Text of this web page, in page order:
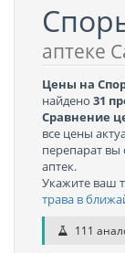
аптеке
Цены на
найдено 31
Сравнение
все цены
перепарат
аптек.
Укажите ваш
трава в
111